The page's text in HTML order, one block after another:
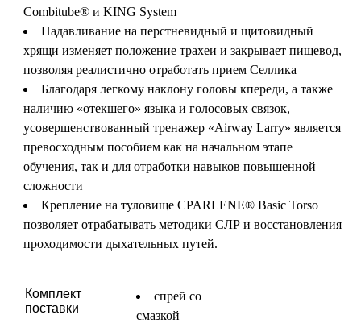
Combitube® и KING System
Надавливание на перстневидный и щитовидный
хрящи изменяет положение трахеи и закрывает пищевод,
позволяя реалистично отработать прием Селлика
Благодаря легкому наклону головы кпереди, а также
наличию «отекшего» языка и голосовых связок,
усовершенствованный тренажер «Airway Larry» является
превосходным пособием как на начальном этапе
обучения, так и для отработки навыков повышенной
сложности
Крепление на туловище CPARLENE® Basic Torso
позволяет отрабатывать методики СЛР и восстановления
проходимости дыхательных путей.
Комплект
поставки
спрей со
смазкой